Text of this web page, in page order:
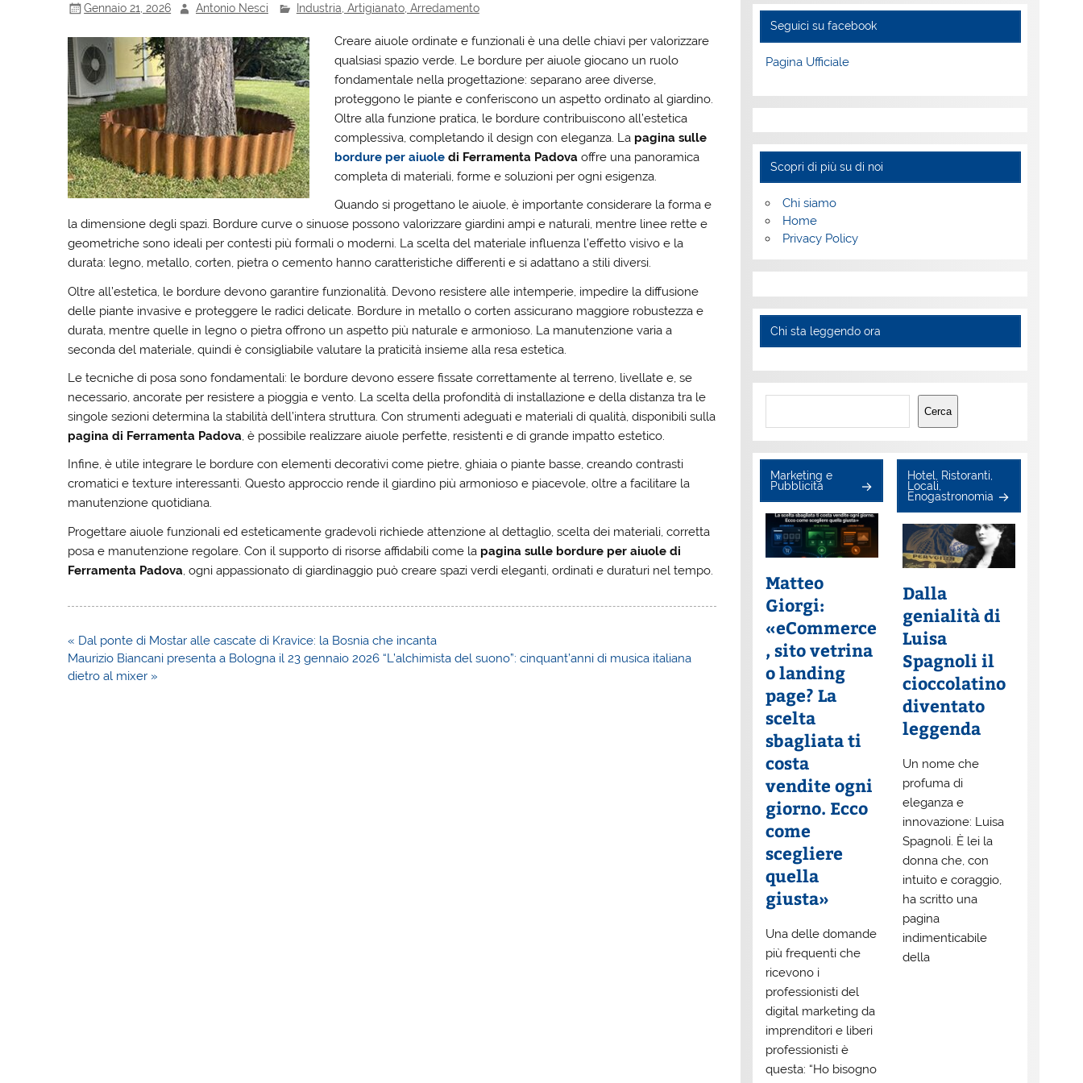
Gennaio 21, 2026 Antonio Nesci Industria, Artigianato, Arredamento
Creare aiuole ordinate e funzionali è una delle chiavi per valorizzare
qualsiasi spazio verde. Le bordure per aiuole giocano un ruolo
fondamentale nella progettazione: separano aree diverse,
proteggono le piante e conferiscono un aspetto ordinato al giardino.
Oltre alla funzione pratica, le bordure contribuiscono all’estetica
complessiva, completando il design con eleganza. La pagina sulle
bordure per aiuoledi Ferramenta Padovaoffre una panoramica
completa di materiali, forme e soluzioni per ogni esigenza.
Quando si progettano le aiuole, è importante considerare la forma e
la dimensione degli spazi. Bordure curve o sinuose possono valorizzare giardini ampi e naturali, mentre linee rette e
geometriche sono ideali per contesti più formali o moderni. La scelta del materiale influenza l’effetto visivo e la
durata: legno, metallo, corten, pietra o cemento hanno caratteristiche differenti e si adattano a stili diversi.
Oltre all’estetica, le bordure devono garantire funzionalità. Devono resistere alle intemperie, impedire la diffusione
delle piante invasive e proteggere le radici delicate. Bordure in metallo o corten assicurano maggiore robustezza e
durata, mentre quelle in legno o pietra offrono un aspetto più naturale e armonioso. La manutenzione varia a
seconda del materiale, quindi è consigliabile valutare la praticità insieme alla resa estetica.
Le tecniche di posa sono fondamentali: le bordure devono essere fissate correttamente al terreno, livellate e, se
necessario, ancorate per resistere a pioggia e vento. La scelta della profondità di installazione e della distanza tra le
singole sezioni determina la stabilità dell’intera struttura. Con strumenti adeguati e materiali di qualità, disponibili sulla
pagina di Ferramenta Padova, è possibile realizzare aiuole perfette, resistenti e di grande impatto estetico.
Infine, è utile integrare le bordure con elementi decorativi come pietre, ghiaia o piante basse, creando contrasti
cromatici e texture interessanti. Questo approccio rende il giardino più armonioso e piacevole, oltre a facilitare la
manutenzione quotidiana.
Progettare aiuole funzionali ed esteticamente gradevoli richiede attenzione al dettaglio, scelta dei materiali, corretta
posa e manutenzione regolare. Con il supporto di risorse affidabili come la pagina sulle bordure per aiuole di
Ferramenta Padova, ogni appassionato di giardinaggio può creare spazi verdi eleganti, ordinati e duraturi nel tempo.
Navigazione
articoli
« Dal ponte di Mostar alle cascate di Kravice: la Bosnia che incanta
Maurizio Biancani presenta a Bologna il 23 gennaio 2026 “L’alchimista del suono”: cinquant’anni di musica italiana
dietro al mixer »
Seguici su facebook
Pagina Ufficiale
Scopri di più su di noi
Chi siamo
Home
Privacy Policy
Chi sta leggendo ora
Cerca
Cerca
Marketing e
Pubblicità
Matteo
Giorgi:
«eCommerce
, sito vetrina
o landing
page? La
scelta
sbagliata ti
costa
vendite ogni
giorno. Ecco
come
scegliere
quella
giusta»
Una delle domande
più frequenti che
ricevono i
professionisti del
digital marketing da
imprenditori e liberi
professionisti è
questa: “Ho bisogno
Hotel, Ristoranti,
Locali,
Enogastronomia
Dalla
genialità di
Luisa
Spagnoli il
cioccolatino
diventato
leggenda
Un nome che
profuma di
eleganza e
innovazione: Luisa
Spagnoli. È lei la
donna che, con
intuito e coraggio,
ha scritto una
pagina
indimenticabile
della